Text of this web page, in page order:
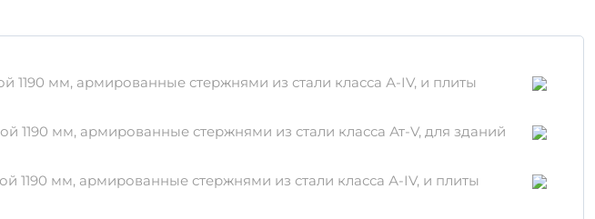
рекомендации:
мм, армированные стержнями из стали класса А-IV, и плиты
мм, армированные стержнями из стали класса Ат-V, для зданий
мм, армированные стержнями из стали класса А-IV, и плиты